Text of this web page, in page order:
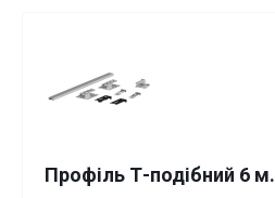
Профіль Т-подібний 6 м.